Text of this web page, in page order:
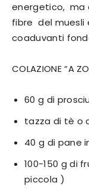
energetico, ma
fibre del muesli
coaduvanti
COLAZIONE “A
60 g di
tazza di tè o
40 g di pane
100-150 g di
piccola )